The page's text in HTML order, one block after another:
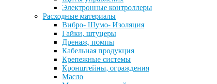
Электронные контроллеры
Расходные материалы
Вибро- Шумо- Изоляция
Гайки, штуцеры
Дренаж, помпы
Кабельная продукция
Крепежные системы
Кронштейны, ограждения
Масло